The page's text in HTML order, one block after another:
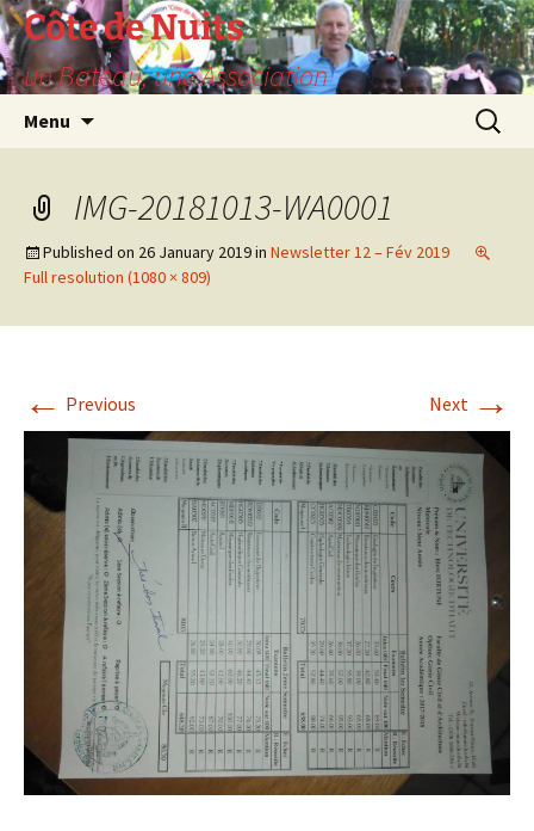
Skip
to
content
Côte de Nuits
un Bateau, une Association
Menu
Search
for:
IMG-20181013-WA0001
Published on 26 January 2019in Newsletter 12 – Fév 2019
Full resolution (1080 × 809)
← Previous Next →